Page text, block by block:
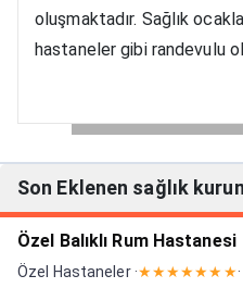
oluşmaktadır. Sağlık
hastaneler gibi randevulu
Son Eklenen sağlık
Özel Balıklı Rum Hastanesi
Özel Hastaneler ·★★★★★★★